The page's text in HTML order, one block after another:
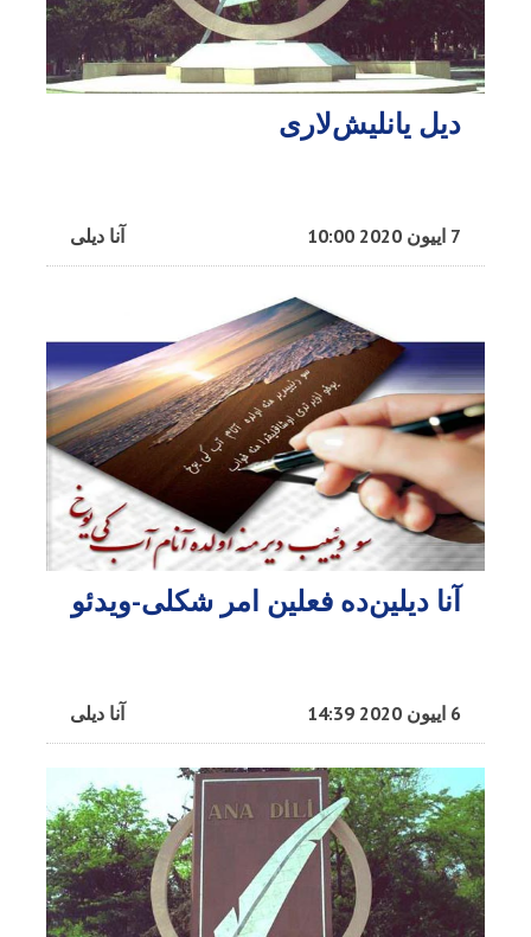
دیل یانلیش‌لاری
آنا دیلی 7 اییون 2020 10:00
آنا دیلین‌ده فعلین امر شکلی-ویدئو
آنا دیلی 6 اییون 2020 14:39